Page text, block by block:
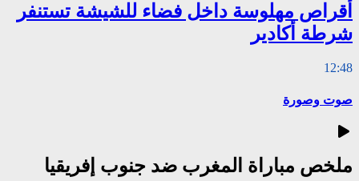
أقراص مهلوسة داخل فضاء للشيشة تستنفر
شرطة أكادير
12:48
صوت وصورة
ملخص مباراة المغرب ضد جنوب إفريقيا